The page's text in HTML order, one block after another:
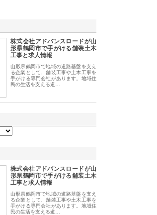
株式会社アドバンスロードが山
形県鶴岡市で手がける舗装土木
工事と求人情報
山形県鶴岡市で地域の道路基盤を支え
る企業として、舗装工事や土木工事を
手がける専門会社があります。地域住
民の生活を支える道…
株式会社アドバンスロードが山
形県鶴岡市で手がける舗装土木
工事と求人情報
山形県鶴岡市で地域の道路基盤を支え
る企業として、舗装工事や土木工事を
手がける専門会社があります。地域住
民の生活を支える道…